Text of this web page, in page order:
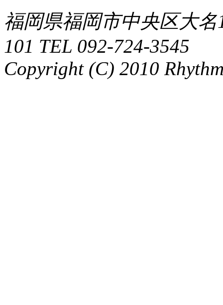
福岡県福岡市中央区大
101 TEL 092-724-3545
Copyright (C) 2010